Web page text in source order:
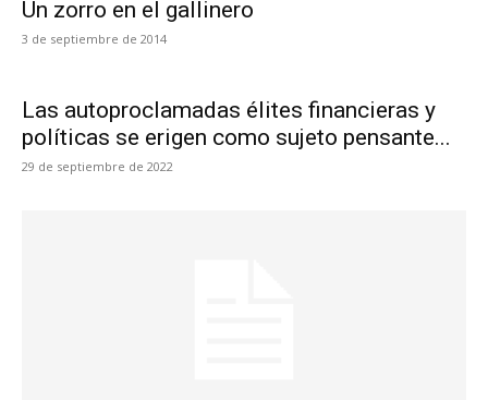
Un zorro en el gallinero
3 de septiembre de 2014
Las autoproclamadas élites financieras y
políticas se erigen como sujeto pensante...
29 de septiembre de 2022